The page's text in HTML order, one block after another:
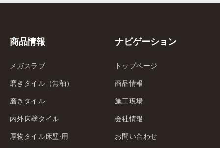
商品情報
メガスラブ
磨きタイル（無釉）
磨きタイル
内外床壁タイル
厚物タイル床壁·用
ナビゲーション
トップページ
商品情報
施工現場
会社情報
お問い合わせ